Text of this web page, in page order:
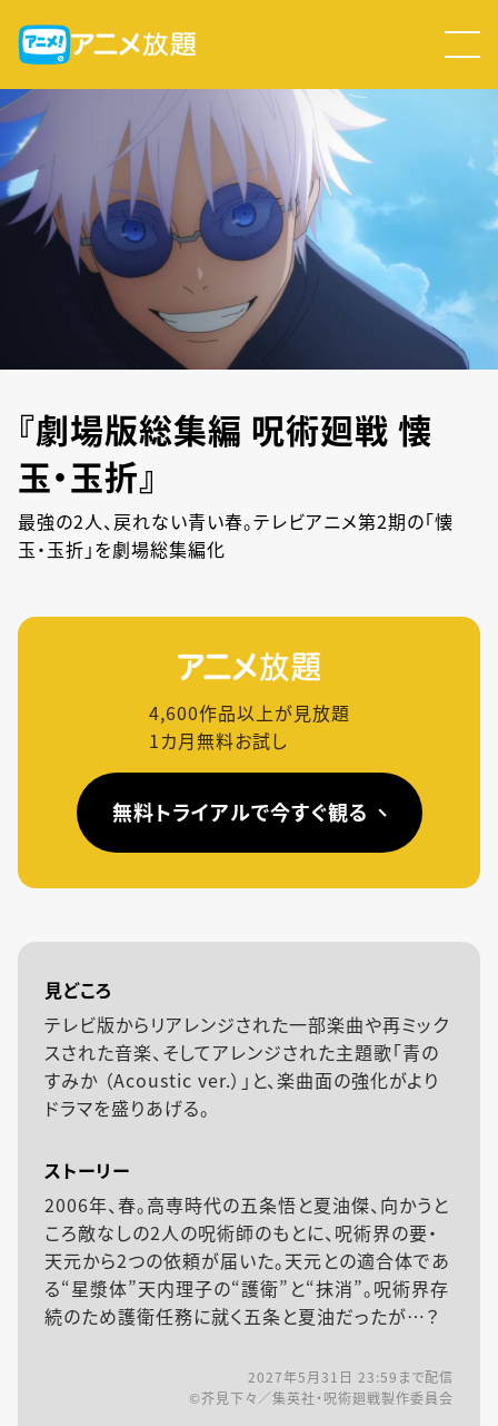
『劇場版総集編 呪術廻戦 懐
玉・玉折』
最強の2人、戻れない青い春。テレビアニメ第2期の「懐
玉・玉折」を劇場総集編化
4,600作品以上が見放題
1カ月無料お試し
無料トライアルで今すぐ観る
見どころ
テレビ版からリアレンジされた一部楽曲や再ミック
スされた音楽、そしてアレンジされた主題歌「青の
すみか （Acoustic ver.）」と、楽曲面の強化がより
ドラマを盛りあげる。
ストーリー
2006年、春。高専時代の五条悟と夏油傑、向かうと
ころ敵なしの2人の呪術師のもとに、呪術界の要・
天元から2つの依頼が届いた。天元との適合体であ
る“星漿体”天内理子の“護衛”と“抹消”。呪術界存
続のため護衛任務に就く五条と夏油だったが…？
2027年5月31日 23:59 まで配信
©芥見下々／集英社・呪術廻戦製作委員会